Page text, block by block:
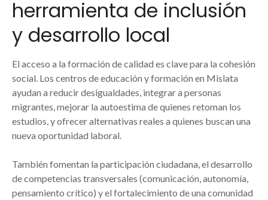
herramienta de inclusión
y desarrollo local
El acceso a la formación de calidad es clave para la cohesión
social. Los centros de educación y formación en Mislata
ayudan a reducir desigualdades, integrar a personas
migrantes, mejorar la autoestima de quienes retoman los
estudios, y ofrecer alternativas reales a quienes buscan una
nueva oportunidad laboral.
También fomentan la participación ciudadana, el desarrollo
de competencias transversales (comunicación, autonomía,
pensamiento crítico) y el fortalecimiento de una comunidad